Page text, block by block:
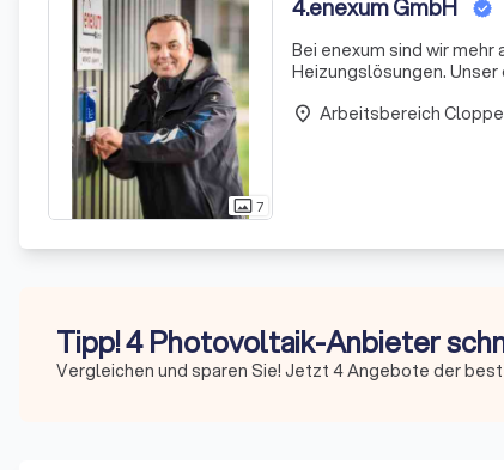
photo_size_select_actual7
4.enexum GmbH
Bei enexum sind wir
Heizungslösungen.
place Arbeitsbereich
Tipp! 4 Photovoltaik-Anbieter
Vergleichen und sparen Sie! Jetzt 4 Angebote der